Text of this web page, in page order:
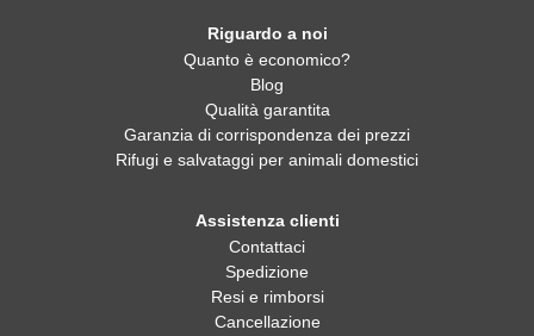
Riguardo a noi
Quanto è economico?
Blog
Qualità garantita
Garanzia di corrispondenza dei prezzi
Rifugi e salvataggi per animali domestici
Assistenza clienti
Contattaci
Spedizione
Resi e rimborsi
Cancellazione